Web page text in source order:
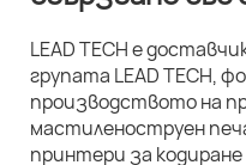
LEAD TECH е
групата LEAD TECH,
производството на
мастиленоструен
принтери за